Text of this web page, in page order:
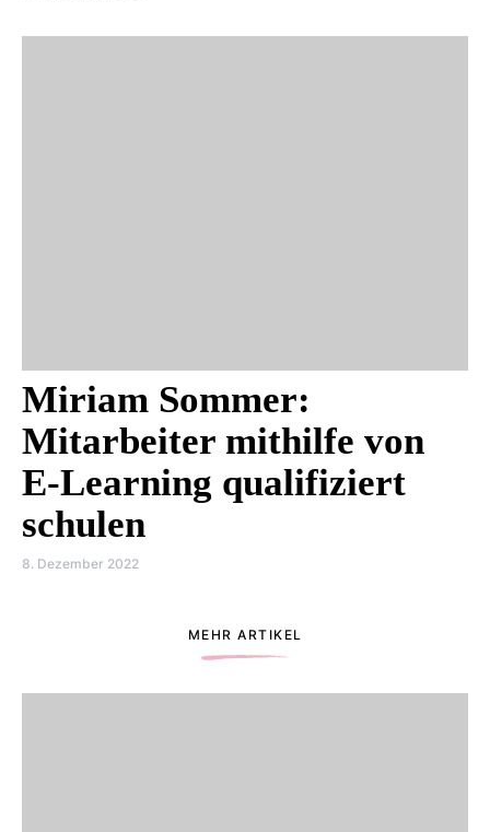
Miriam Sommer:
Mitarbeiter mithilfe von
E-Learning qualifiziert
schulen
8. Dezember 2022
MEHR ARTIKEL